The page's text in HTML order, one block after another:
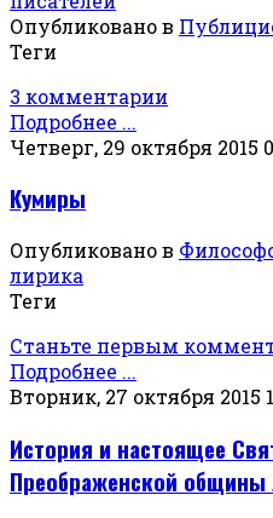
Опубликовано в
Теги
3 комментарии
Подробнее ...
Четверг, 29 октября 2015
Кумиры
Опубликовано в
лирика
Теги
Станьте первым
Подробнее ...
Вторник, 27 октября 2015
История и настоящее
Преображенской общины